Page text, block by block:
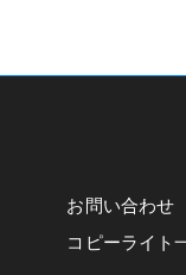
お問い合わせ
コピーライト